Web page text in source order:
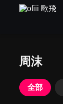
周沫
全部